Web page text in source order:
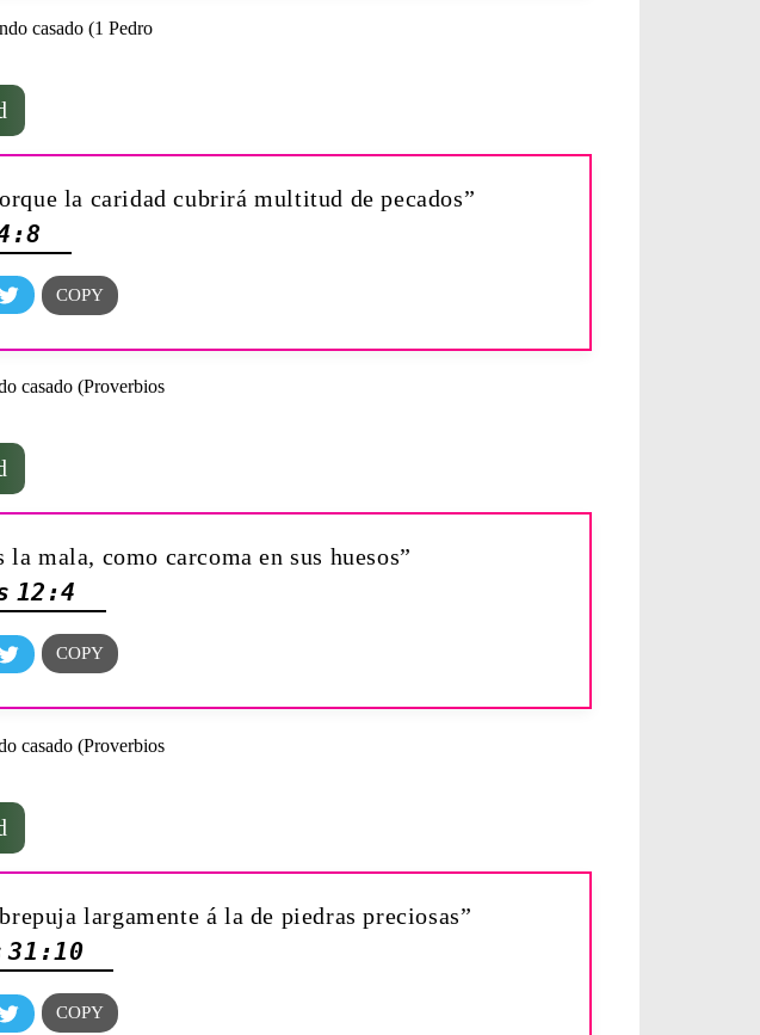
la caridad cubrirá multitud de pecados”
mala, como carcoma en sus huesos”
12:4
largamente á la de piedras preciosas”
31:10